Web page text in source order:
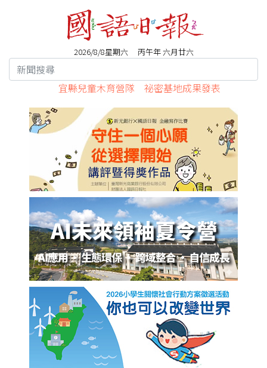
2026/8/8星期六 丙午年 六月廿六
宜縣兒童木育營隊 祕密基地成果發表